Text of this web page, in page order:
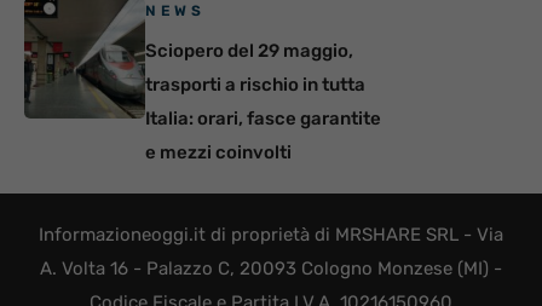
NEWS
Sciopero del 29 maggio,
trasporti a rischio in tutta
Italia: orari, fasce garantite
e mezzi coinvolti
Informazioneoggi.it di proprietà di MRSHARE SRL - Via
A. Volta 16 - Palazzo C, 20093 Cologno Monzese (MI) -